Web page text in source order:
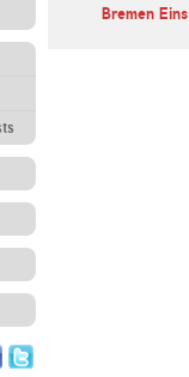
70er
Bremen Eins